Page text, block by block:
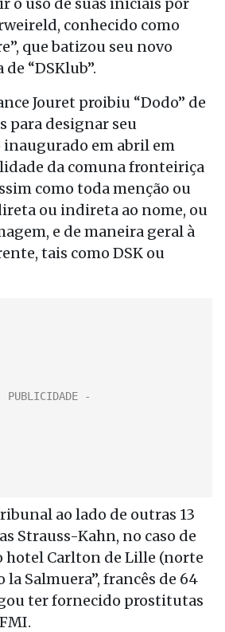
conhecido como
que batizou seu novo
“DSKlub”.
Jouret proibiu “Dodo” de
para designar seu
em abril em
da comuna fronteiriça
como toda menção ou
ou indireta ao nome, ou
e de maneira geral à
tais como DSK ou
ao lado de outras 13
Strauss-Kahn, no caso de
hotel Carlton de Lille (norte
la Salmuera”, francês de 64
ter fornecido prostitutas